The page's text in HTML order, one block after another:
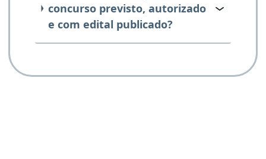
concurso previsto, autorizado
e com edital publicado?